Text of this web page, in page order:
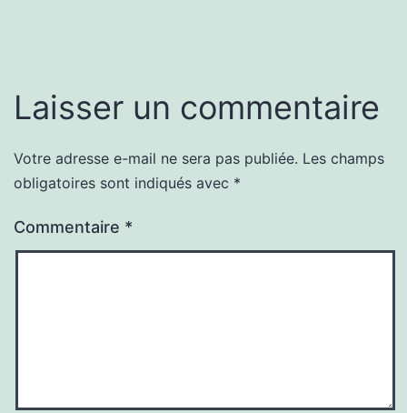
Laisser un commentaire
Votre adresse e-mail ne sera pas publiée. Les champs
obligatoires sont indiqués avec *
Commentaire *